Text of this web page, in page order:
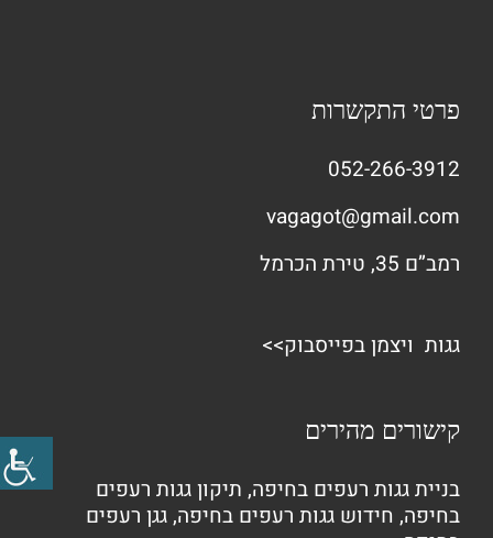
פרטי התקשרות
052-266-3912
vagagot@gmail.com
רמב”ם 35, טירת הכרמל
גגות ויצמן בפייסבוק>>
קישורים מהירים
בניית גגות רעפים בחיפה, תיקון גגות רעפים
בחיפה, חידוש גגות רעפים בחיפה,גגן רעפים